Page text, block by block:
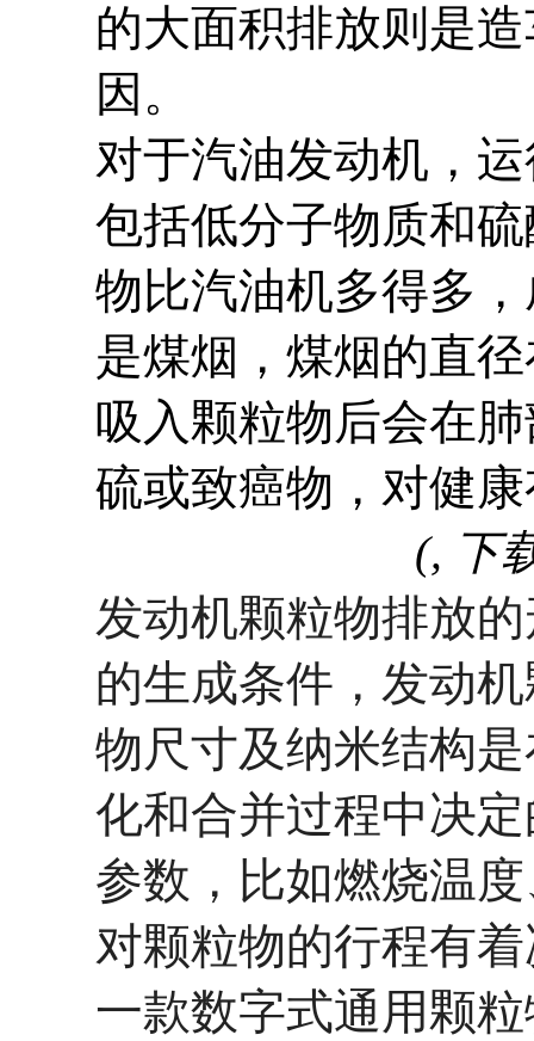
的大面积排放则是
因。
对于汽油发动机，
包括低分子物质和
物比汽油机多得多
是煤烟，煤烟的直
吸入颗粒物后会在
硫或致癌物，对健
(, 下
发动机颗粒物排放
的生成条件，发动
物尺寸及纳米结构
化和合并过程中决
参数，比如燃烧温
对颗粒物的行程有
一款数字式通用颗